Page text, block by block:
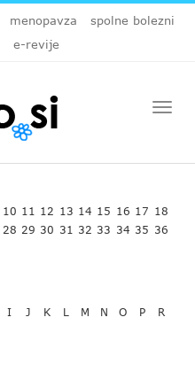
menopavza
spolne bolezni
e-revije
10 11 12 13 14 15 16 17 18
28 29 30 31 32 33 34 35 36
I J K L M N O P
R